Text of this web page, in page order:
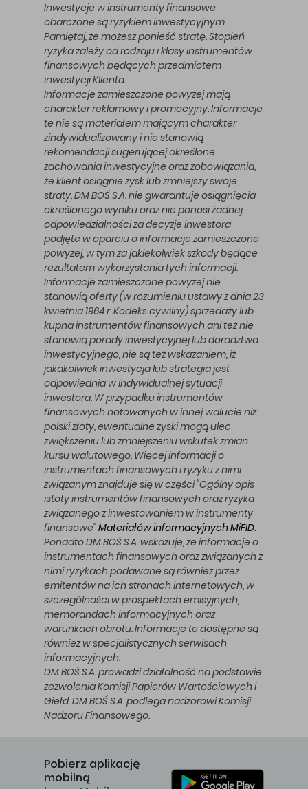
Inwestycje w instrumenty finansowe
obarczone są ryzykiem inwestycyjnym.
Pamiętaj, że możesz ponieść stratę. Stopień
ryzyka zależy od rodzaju i klasy instrumentów
finansowych będących przedmiotem
inwestycji Klienta.
Informacje zamieszczone powyżej mają
charakter reklamowy i promocyjny. Informacje
te nie są materiałem mającym charakter
zindywidualizowany i nie stanowią
rekomendacji sugerującej określone
zachowania inwestycyjne oraz zobowiązania,
że klient osiągnie zysk lub zmniejszy swoje
straty. DM BOŚ S.A. nie gwarantuje osiągnięcia
określonego wyniku oraz nie ponosi żadnej
odpowiedzialności za decyzje inwestora
podjęte w oparciu o informacje zamieszczone
powyżej, w tym za jakiekolwiek szkody będące
rezultatem wykorzystania tych informacji.
Informacje zamieszczone powyżej nie
stanowią oferty (w rozumieniu ustawy z dnia 23
kwietnia 1964 r. Kodeks cywilny) sprzedaży lub
kupna instrumentów finansowych ani też nie
stanowią porady inwestycyjnej lub doradztwa
inwestycyjnego, nie są też wskazaniem, iż
jakakolwiek inwestycja lub strategia jest
odpowiednia w indywidualnej sytuacji
inwestora. W przypadku instrumentów
finansowych notowanych w innej walucie niż
polski złoty, ewentualne zyski mogą ulec
zwiększeniu lub zmniejszeniu wskutek zmian
kursu walutowego. Więcej informacji o
instrumentach finansowych i ryzyku z nimi
związanym znajduje się w części "Ogólny opis
istoty instrumentów finansowych oraz ryzyka
związanego z inwestowaniem w instrumenty
finansowe"Materiałów informacyjnych MiFID.
Ponadto DM BOŚ S.A. wskazuje, że informacje o
instrumentach finansowych oraz związanych z
nimi ryzykach podawane są również przez
emitentów na ich stronach internetowych, w
szczególności w prospektach emisyjnych,
memorandach informacyjnych oraz
warunkach obrotu. Informacje te dostępne są
również w specjalistycznych serwisach
informacyjnych.
DM BOŚ S.A. prowadzi działalność na podstawie
zezwolenia Komisji Papierów Wartościowych i
Giełd. DM BOŚ S.A. podlega nadzorowi Komisji
Nadzoru Finansowego.
Pobierz aplikację
mobilną